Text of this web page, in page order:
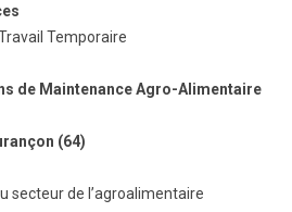
Temporaire
de Maintenance Agro-Alimentaire
(64)
secteur de l’agroalimentaire